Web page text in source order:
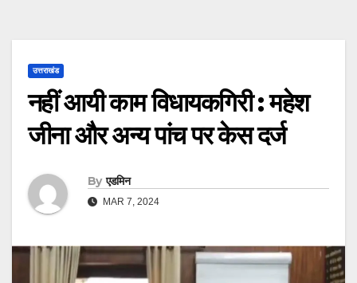
उत्तराखंड
नहीं आयी काम विधायकगिरी : महेश
जीना और अन्य पांच पर केस दर्ज
By एडमिन
MAR 7, 2024